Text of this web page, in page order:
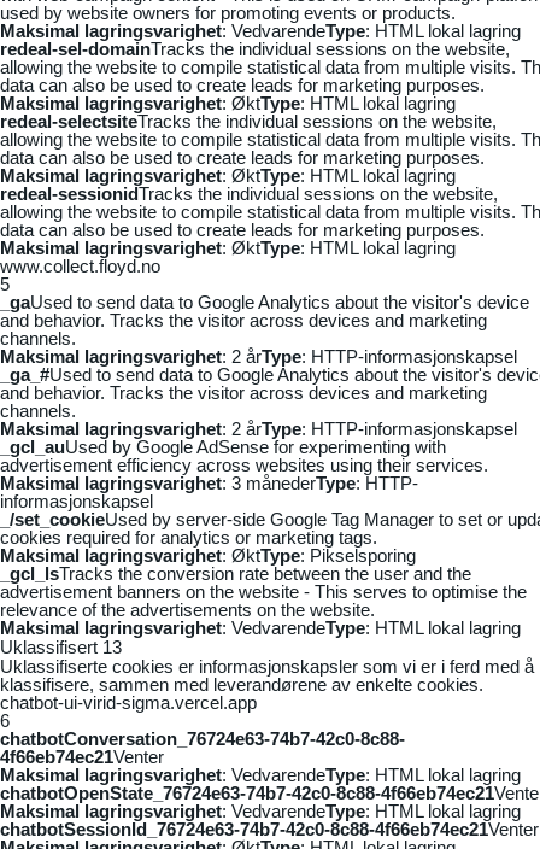
used by website owners for promoting events or products.
Maksimal lagringsvarighet: VedvarendeType: HTML lokal lagring
redeal-sel-domainTracks the individual sessions on the website,
allowing the website to compile statistical data from multiple visits.
data can also be used to create leads for marketing purposes.
Maksimal lagringsvarighet: ØktType: HTML lokal lagring
redeal-selectsiteTracks the individual sessions on the website,
allowing the website to compile statistical data from multiple visits.
data can also be used to create leads for marketing purposes.
Maksimal lagringsvarighet: ØktType: HTML lokal lagring
redeal-sessionidTracks the individual sessions on the website,
allowing the website to compile statistical data from multiple visits.
data can also be used to create leads for marketing purposes.
Maksimal lagringsvarighet: ØktType: HTML lokal lagring
www.collect.floyd.no
5
_gaUsed to send data to Google Analytics about the visitor's device
and behavior. Tracks the visitor across devices and marketing
channels.
Maksimal lagringsvarighet: 2 årType: HTTP-informasjonskapsel
_ga_#Used to send data to Google Analytics about the visitor's
and behavior. Tracks the visitor across devices and marketing
channels.
Maksimal lagringsvarighet: 2 årType: HTTP-informasjonskapsel
_gcl_auUsed by Google AdSense for experimenting with
advertisement efficiency across websites using their services.
Maksimal lagringsvarighet: 3 månederType: HTTP-
informasjonskapsel
_/set_cookieUsed by server-side Google Tag Manager to set or
cookies required for analytics or marketing tags.
Maksimal lagringsvarighet: ØktType: Pikselsporing
_gcl_lsTracks the conversion rate between the user and the
advertisement banners on the website - This serves to optimise the
relevance of the advertisements on the website.
Maksimal lagringsvarighet: VedvarendeType: HTML lokal lagring
Uklassifisert 13
Uklassifiserte cookies er informasjonskapsler som vi er i ferd med å
klassifisere, sammen med leverandørene av enkelte cookies.
chatbot-ui-virid-sigma.vercel.app
6
chatbotConversation_76724e63-74b7-42c0-8c88-
4f66eb74ec21Venter
Maksimal lagringsvarighet: VedvarendeType: HTML lokal lagring
chatbotOpenState_76724e63-74b7-42c0-8c88-4f66eb74ec21
Maksimal lagringsvarighet: VedvarendeType: HTML lokal lagring
chatbotSessionId_76724e63-74b7-42c0-8c88-4f66eb74ec21Venter